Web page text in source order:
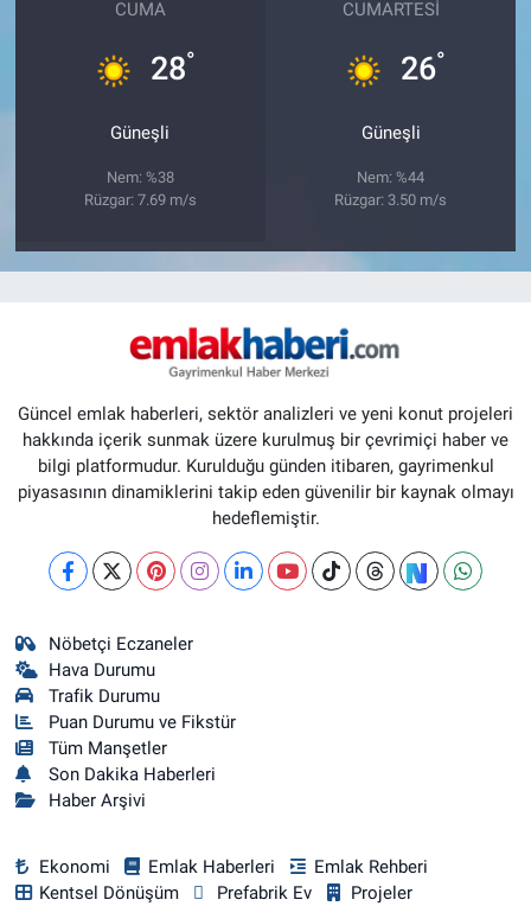
CUMA
28°
Güneşli
Nem: %38
Rüzgar: 7.69 m/s
CUMARTESI
26°
Güneşli
Nem: %44
Rüzgar: 3.50 m/s
Güncel emlak haberleri, sektör analizleri ve yeni konut projeleri
hakkında içerik sunmak üzere kurulmuş bir çevrimiçi haber ve
bilgi platformudur. Kurulduğu günden itibaren, gayrimenkul
piyasasının dinamiklerini takip eden güvenilir bir kaynak olmayı
hedeflemiştir.
Nöbetçi Eczaneler
Hava Durumu
Trafik Durumu
Puan Durumu ve Fikstür
Tüm Manşetler
Son Dakika Haberleri
Haber Arşivi
Ekonomi Emlak Haberleri
Emlak Rehberi
Kentsel Dönüşüm
Prefabrik Ev
Projeler